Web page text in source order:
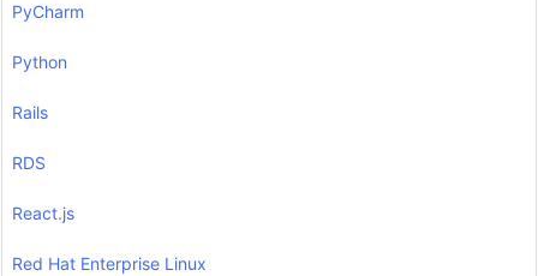
PyCharm
Python
Rails
RDS
React.js
Red Hat Enterprise Linux